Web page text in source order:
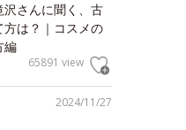
沢さんに聞く、古
方は？｜コスメの
編
65891 view
2024/11/27